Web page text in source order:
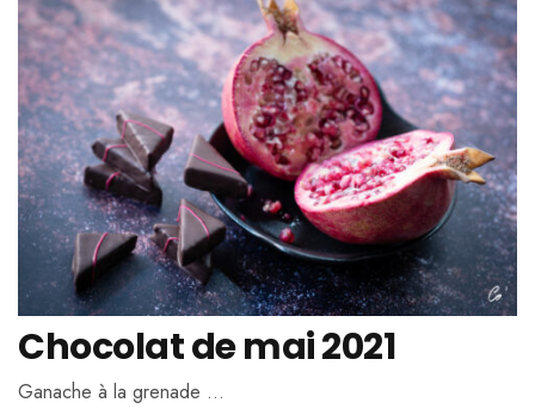
Chocolat de mai 2021
Ganache à la grenade …